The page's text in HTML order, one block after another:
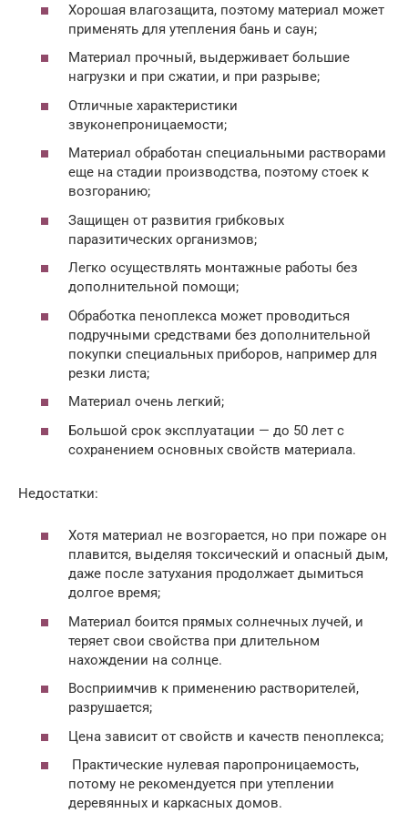
Хорошая влагозащита, поэтому материал может
применять для утепления бань и саун;
Материал прочный, выдерживает большие
нагрузки и при сжатии, и при разрыве;
Отличные характеристики
звуконепроницаемости;
Материал обработан специальными растворами
еще на стадии производства, поэтому стоек к
возгоранию;
Защищен от развития грибковых
паразитических организмов;
Легко осуществлять монтажные работы без
дополнительной помощи;
Обработка пеноплекса может проводиться
подручными средствами без дополнительной
покупки специальных приборов, например для
резки листа;
Материал очень легкий;
Большой срок эксплуатации — до 50 лет с
сохранением основных свойств материала.
Недостатки:
Хотя материал не возгорается, но при пожаре он
плавится, выделяя токсический и опасный дым,
даже после затухания продолжает дымиться
долгое время;
Материал боится прямых солнечных лучей, и
теряет свои свойства при длительном
нахождении на солнце.
Восприимчив к применению растворителей,
разрушается;
Цена зависит от свойств и качеств пеноплекса;
Практические нулевая паропроницаемость,
потому не рекомендуется при утеплении
деревянных и каркасных домов.